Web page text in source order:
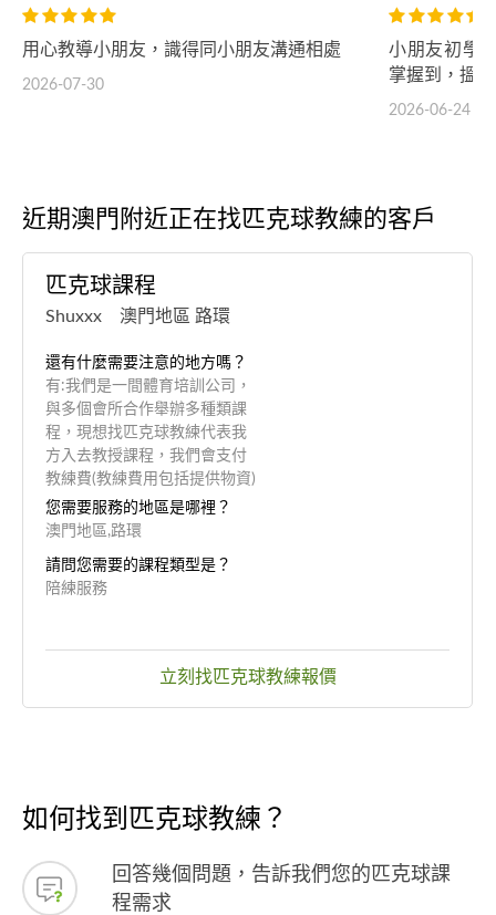
用心教導小朋友，識得同小朋友溝通相處
2026-07-30
小朋友初學
掌握到，搵
2026-06-24
近期澳門附近正在找匹克球教練的客戶
匹克球課程
Shuxxx 澳門地區 路環
還有什麼需要注意的地方嗎？
有:我們是一間體育培訓公司，
與多個會所合作舉辦多種類課
程，現想找匹克球教練代表我
方入去教授課程，我們會支付
教練費(教練費用包括提供物資)
您需要服務的地區是哪裡？
澳門地區,路環
請問您需要的課程類型是？
陪練服務
立刻找匹克球教練報價
如何找到匹克球教練？
回答幾個問題，告訴我們您的匹克球課
程需求